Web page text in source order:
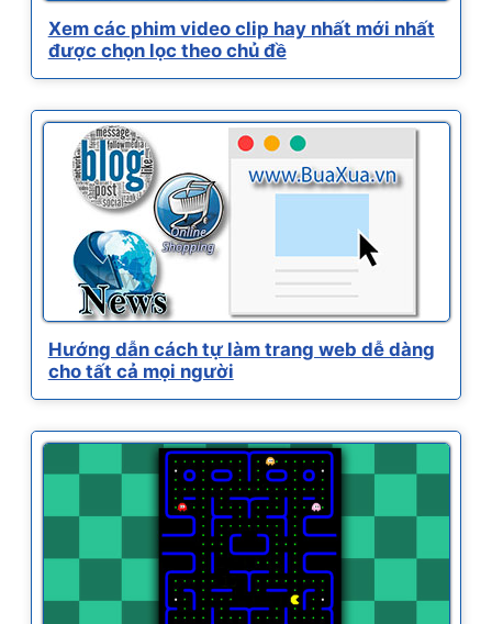
Xem các phim video clip hay nhất mới nhất
được chọn lọc theo chủ đề
Hướng dẫn cách tự làm trang web dễ dàng
cho tất cả mọi người